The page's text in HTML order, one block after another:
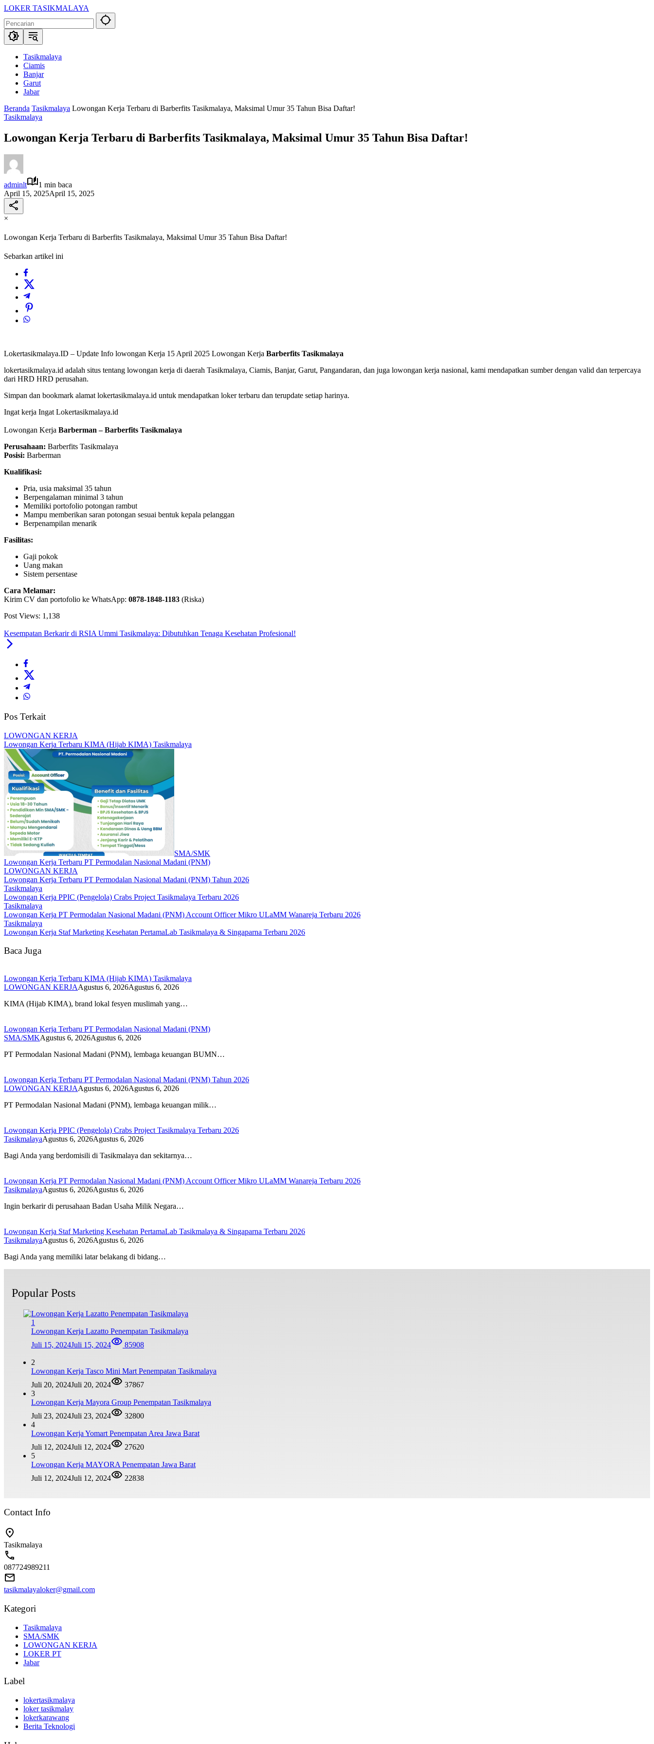
Langsung
konten
LOKER TASIKMALAYA
Lowongan
Kerja
Tasikmalaya
SekitarnaTasikmalaya
Ciamis
Banjar
Garut
Jabar
Beranda Tasikmalaya Lowongan Kerja Terbaru di Barberfits Tasikmalaya, Maksimal Umur 35 Tahun Bisa Daftar!
Tasikmalaya
Lowongan Kerja Terbaru di Barberfits Tasikmalaya, Maksimal Umur 35 Tahun Bisa Daftar!
adminlt
1 min baca
April 15, 2025April 15, 2025
×
Lowongan Kerja Terbaru di Barberfits Tasikmalaya, Maksimal Umur 35 Tahun Bisa Daftar!
Sebarkan artikel ini
Lokertasikmalaya.ID – Update Info lowongan Kerja 15 April 2025 Lowongan Kerja Barberfits Tasikmalaya
lokertasikmalaya.id adalah situs tentang lowongan kerja di daerah Tasikmalaya, Ciamis, Banjar, Garut, Pangandaran, dan juga lowongan kerja nasional, kami mendapatkan sumber dengan valid dan terpercaya
dari HRD HRD perusahan.
Simpan dan bookmark alamat lokertasikmalaya.id untuk mendapatkan loker terbaru dan terupdate setiap harinya.
Ingat kerja Ingat Lokertasikmalaya.id
Lowongan Kerja Barberman – Barberfits Tasikmalaya
Perusahaan: Barberfits Tasikmalaya
Posisi: Barberman
Kualifikasi:
Pria, usia maksimal 35 tahun
Berpengalaman minimal 3 tahun
Memiliki portofolio potongan rambut
Mampu memberikan saran potongan sesuai bentuk kepala pelanggan
Berpenampilan menarik
Fasilitas:
Gaji pokok
Uang makan
Sistem persentase
Cara Melamar:
Kirim CV dan portofolio ke WhatsApp: 0878-1848-1183 (Riska)
Post Views: 1,138
Kesempatan Berkarir di RSIA Ummi Tasikmalaya: Dibutuhkan Tenaga Kesehatan Profesional!
Pos Terkait
LOWONGAN KERJA
Lowongan Kerja Terbaru KIMA (Hijab KIMA) Tasikmalaya
SMA/SMK
Lowongan Kerja Terbaru PT Permodalan Nasional Madani (PNM)
LOWONGAN KERJA
Lowongan Kerja Terbaru PT Permodalan Nasional Madani (PNM) Tahun 2026
Tasikmalaya
Lowongan Kerja PPIC (Pengelola) Crabs Project Tasikmalaya Terbaru 2026
Tasikmalaya
Lowongan Kerja PT Permodalan Nasional Madani (PNM) Account Officer Mikro ULaMM Wanareja Terbaru 2026
Tasikmalaya
Lowongan Kerja Staf Marketing Kesehatan PertamaLab Tasikmalaya & Singaparna Terbaru 2026
Baca Juga
Lowongan Kerja Terbaru KIMA (Hijab KIMA) Tasikmalaya
LOWONGAN KERJAAgustus 6, 2026Agustus 6, 2026
KIMA (Hijab KIMA), brand lokal fesyen muslimah yang…
Lowongan Kerja Terbaru PT Permodalan Nasional Madani (PNM)
SMA/SMKAgustus 6, 2026Agustus 6, 2026
PT Permodalan Nasional Madani (PNM), lembaga keuangan BUMN…
Lowongan Kerja Terbaru PT Permodalan Nasional Madani (PNM) Tahun 2026
LOWONGAN KERJAAgustus 6, 2026Agustus 6, 2026
PT Permodalan Nasional Madani (PNM), lembaga keuangan milik…
Lowongan Kerja PPIC (Pengelola) Crabs Project Tasikmalaya Terbaru 2026
TasikmalayaAgustus 6, 2026Agustus 6, 2026
Bagi Anda yang berdomisili di Tasikmalaya dan sekitarnya…
Lowongan Kerja PT Permodalan Nasional Madani (PNM) Account Officer Mikro ULaMM Wanareja Terbaru 2026
TasikmalayaAgustus 6, 2026Agustus 6, 2026
Ingin berkarir di perusahaan Badan Usaha Milik Negara…
Lowongan Kerja Staf Marketing Kesehatan PertamaLab Tasikmalaya & Singaparna Terbaru 2026
TasikmalayaAgustus 6, 2026Agustus 6, 2026
Bagi Anda yang memiliki latar belakang di bidang…
Popular Posts
1
Lowongan Kerja Lazatto Penempatan Tasikmalaya
Juli 15, 2024Juli 15, 2024 85908
2
Lowongan Kerja Tasco Mini Mart Penempatan Tasikmalaya
Juli 20, 2024Juli 20, 2024
37867
3
Lowongan Kerja Mayora Group Penempatan Tasikmalaya
Juli 23, 2024Juli 23, 2024
32800
4
Lowongan Kerja Yomart Penempatan Area Jawa Barat
Juli 12, 2024Juli 12, 2024
27620
5
Lowongan Kerja MAYORA Penempatan Jawa Barat
Juli 12, 2024Juli 12, 2024 22838
Contact Info
Tasikmalaya
087724989211
tasikmalayaloker@gmail.com
Kategori
Tasikmalaya
SMA/SMK
LOWONGAN KERJA
LOKER PT
Jabar
Label
lokertasikmalaya
loker tasikmalay
lokerkarawang
Berita Teknologi